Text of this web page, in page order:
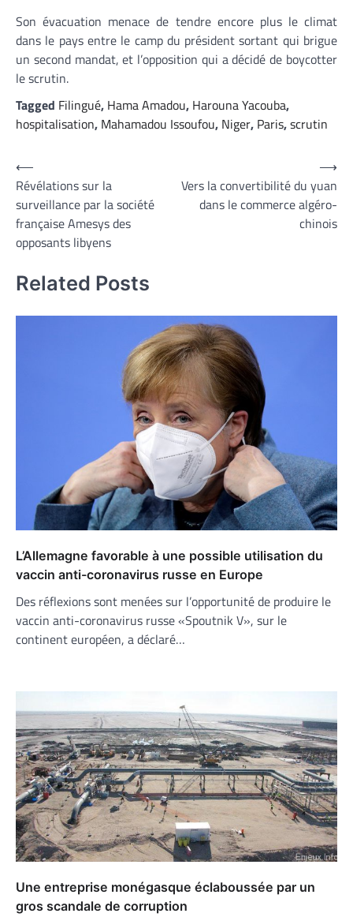
Son évacuation menace de tendre encore plus le climat
dans le pays entre le camp du président sortant qui brigue
un second mandat, et l’opposition qui a décidé de boycotter
le scrutin.
Tagged Filingué, Hama Amadou, Harouna Yacouba,
hospitalisation, Mahamadou Issoufou, Niger, Paris,scrutin
Navigation
de
l’article
⟵
Révélations sur la
surveillance par la société
française Amesys des
opposants libyens
Vers la convertibilité du yuan
dans le commerce algéro-
chinois
⟶
Related Posts
L’Allemagne favorable à une possible utilisation du
vaccin anti-coronavirus russe en Europe
Des réflexions sont menées sur l’opportunité de produire le
vaccin anti-coronavirus russe «Spoutnik V», sur le
continent européen, a déclaré…
Une entreprise monégasque éclaboussée par un
gros scandale de corruption